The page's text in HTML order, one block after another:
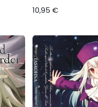
10,95 €